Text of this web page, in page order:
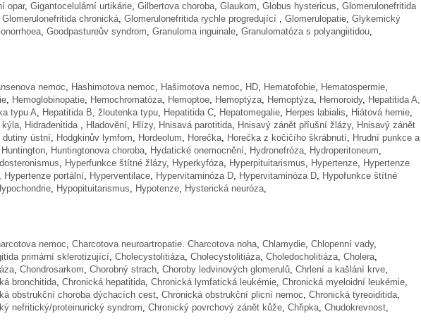
opar, Gigantocelulární urtikárie, Gilbertova choroba, Glaukom, Globus hystericus, Glomerulonefritida
Glomerulonefritida chronická, Glomerulonefritida rychle progredující , Glomerulopatie, Glykemický
, Goodpastureův syndrom, Granuloma inguinale, Granulomatóza s polyangiitidou,
nemoc, Hashimotova nemoc, Hašimotova nemoc, HD, Hematofobie, Hematospermie,
, Hemoglobinopatie, Hemochromatóza, Hemoptoe, Hemoptýza, Hemoptýza, Hemoroidy, Hepatitida A,
typu A, Hepatitida B, žloutenka typu, Hepatitida C, Hepatomegalie, Herpes labialis, Hiátová hernie,
kýla, Hidradenitida , Hladovění, Hlízy, Hnisavá parotitida, Hnisavý zánět příušní žlázy, Hnisavý zánět
dutiny ústní, Hodgkinův lymfom, Hordeolum, Horečka, Horečka z kočičího škrábnutí, Hrudní punkce a
Huntington, Huntingtonova choroba, Hydatické onemocnění, Hydronefróza, Hydroperitoneum,
, Hyperfunkce štítné žlázy, Hyperkyfóza, Hyperpituitarismus, Hypertenze, Hypertenze
, Hypertenze portální, Hyperventilace, Hypervitaminóza D, Hypervitaminóza D, Hypofunkce štítné
, Hypopituitarismus, Hypotenze, Hysterická neuróza,
nemoc,Charcotova neuroartropatie. Charcotova noha, Chlamydie, Chlopenní vady,
primární sklerotizující, Cholecystolitiáza, Cholecystolitiáza, Choledocholitiáza, Cholera,
, Chondrosarkom, Chorobný strach, Choroby ledvinových glomerulů, Chrlení a kašlání krve,
bronchitida, Chronická hepatitida, Chronická lymfatická leukémie, Chronická myeloidní leukémie,
obstrukční choroba dýchacích cest, Chronická obstrukční plicní nemoc, Chronická tyreoiditida,
nefritický/proteinurický syndrom, Chronický povrchový zánět kůže, Chřipka, Chudokrevnost,